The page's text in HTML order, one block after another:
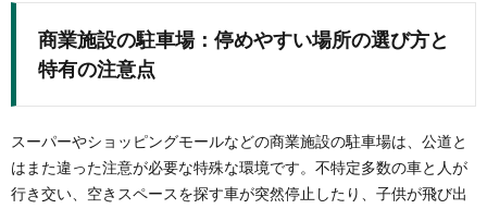
商業施設の駐車場：停めやすい場所の選び方と
特有の注意点
スーパーやショッピングモールなどの商業施設の駐車場は、公道と
はまた違った注意が必要な特殊な環境です。不特定多数の車と人が
行き交い、空きスペースを探す車が突然停止したり、子供が飛び出